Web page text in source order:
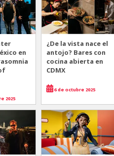
en
2025
¿De la vista nace el
antojo? Bares con
cocina abierta en
CDMX
6 de octubre 2025